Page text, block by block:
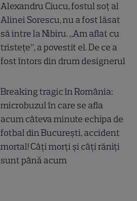
Alexandru Ciucu, fostul soț al
Alinei Sorescu, nu a fost lăsat
să intre la Nibiru. „Am aflat cu
tristețe”, a povestit el. De ce a
fost întors din drum designerul
Breaking tragic în România:
microbuzul în care se afla
acum câteva minute echipa de
fotbal din București, accident
mortal! Câți morți și câți răniți
sunt până acum